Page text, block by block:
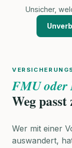
Unsicher,
FMU
Weg
Wer mit einer
auswandert,